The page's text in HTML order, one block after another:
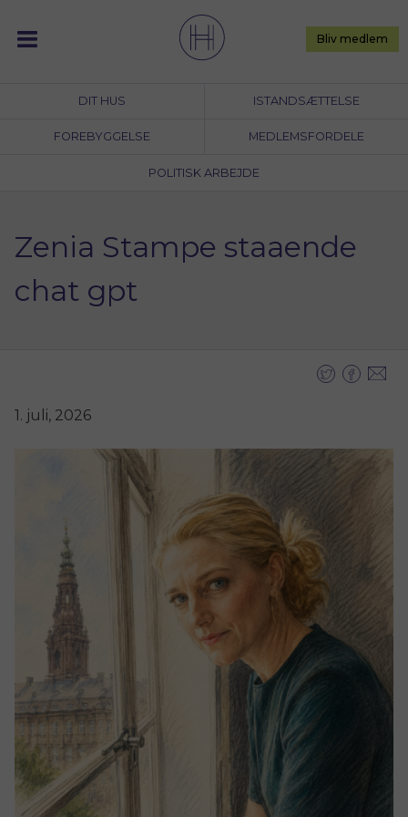
content
DIT HUS ISTANDSÆTTELSE
FOREBYGGELSE MEDLEMSFORDELE
POLITISK ARBEJDE
Bliv medlem
Zenia Stampe staaende
chat gpt
1. juli, 2026